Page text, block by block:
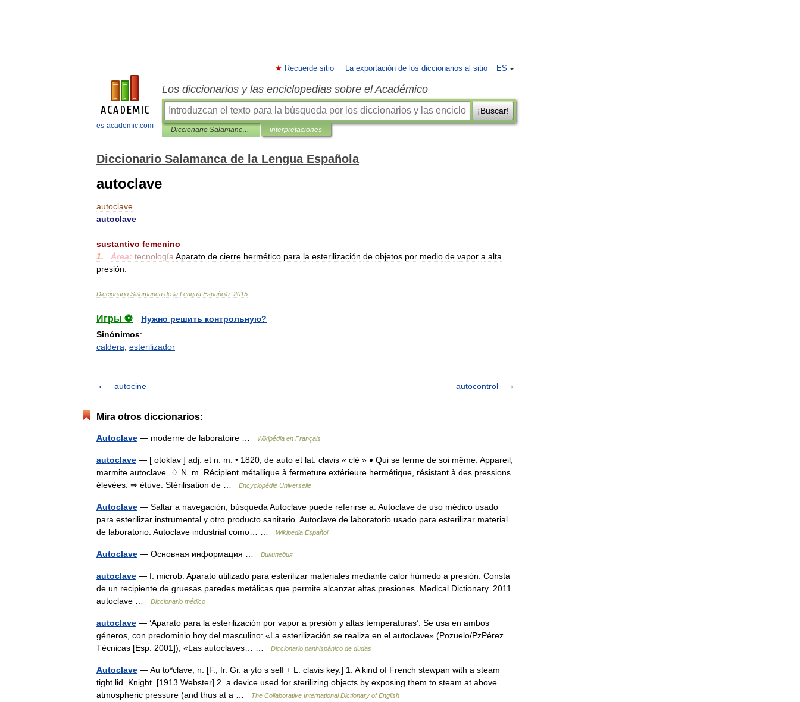
es-academic.com
ES
Recuerde sitio La exportación de los diccionarios al sitio
Los diccionarios y las enciclopedias sobre el Académico
¡Buscar!
Diccionario Salamanca de la Lengua Española interpretaciones
Diccionario Salamanca de la Lengua Española
autoclave
autoclave
autoclave
sustantivo femenino
1. Área: tecnología Aparato de cierre hermético para la esterilización de objetos por medio de vapor a alta
presión
Diccionario Salamanca de la Lengua Española 2015
Игры ⚽
Нужно решить контрольную?
Sinónimos:
caldera esterilizador
autocine autocontrol
Mira otros diccionarios:
Autoclave — moderne de laboratoire … Wikipédia en Français
autoclave — [ otoklav ] adj. et n. m. • 1820; de auto et lat. clavis « clé » ♦ Qui se ferme de soi même. Appareil,
marmite autoclave. ♢ N. m. Récipient métallique à fermeture extérieure hermétique, résistant à des pressions
élevées. ⇒ étuve. Stérilisation de …
Encyclopédie Universelle
Autoclave — Saltar a navegación, búsqueda Autoclave puede referirse a: Autoclave de uso médico usado
para esterilizar instrumental y otro producto sanitario. Autoclave de laboratorio usado para esterilizar material
de laboratorio. Autoclave industrial como… …
Wikipedia Español
Autoclave — Основная информация … Википедия
autoclave — f. microb. Aparato utilizado para esterilizar materiales mediante calor húmedo a presión. Consta
de un recipiente de gruesas paredes metálicas que permite alcanzar altas presiones. Medical Dictionary. 2011.
autoclave …
Diccionario médico
autoclave — ‘Aparato para la esterilización por vapor a presión y altas temperaturas’. Se usa en ambos
géneros, con predominio hoy del masculino: «La esterilización se realiza en el autoclave» (Pozuelo/PzPérez
Técnicas [Esp. 2001]); «Las autoclaves… …
Diccionario panhispánico de dudas
Autoclave — Au to*clave, n. [F., fr. Gr. a yto s self + L. clavis key.] 1. A kind of French stewpan with a steam
tight lid. Knight. [1913 Webster] 2. a device used for sterilizing objects by exposing them to steam at above
atmospheric pressure (and thus at a …
The Collaborative International Dictionary of English